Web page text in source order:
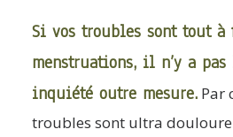
Si vos troubles sont tout
menstruations, il n’y a
inquiété outre mesure. Par
troubles sont ultra